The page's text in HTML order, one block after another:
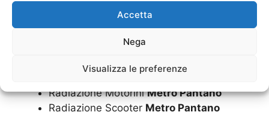
Accetta
Nega
Visualizza le preferenze
Radiazione CamionMetro Pantano
Radiazione FurgoniMetro Pantano
Radiazione Minicar
Metro Pantano
Radiazione MotoriniMetro Pantano
Radiazione Scooter Metro Pantano